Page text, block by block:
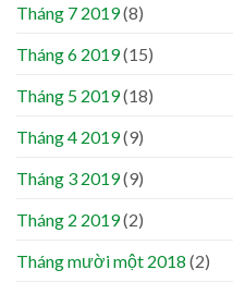
Tháng 7 2019(8)
Tháng 6 2019(15)
Tháng 5 2019(18)
Tháng 4 2019(9)
Tháng 3 2019(9)
Tháng 2 2019(2)
Tháng mười một 2018 (2)